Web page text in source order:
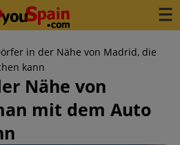
in der Nähe von Madrid, die
kann
Nähe von
mit dem Auto